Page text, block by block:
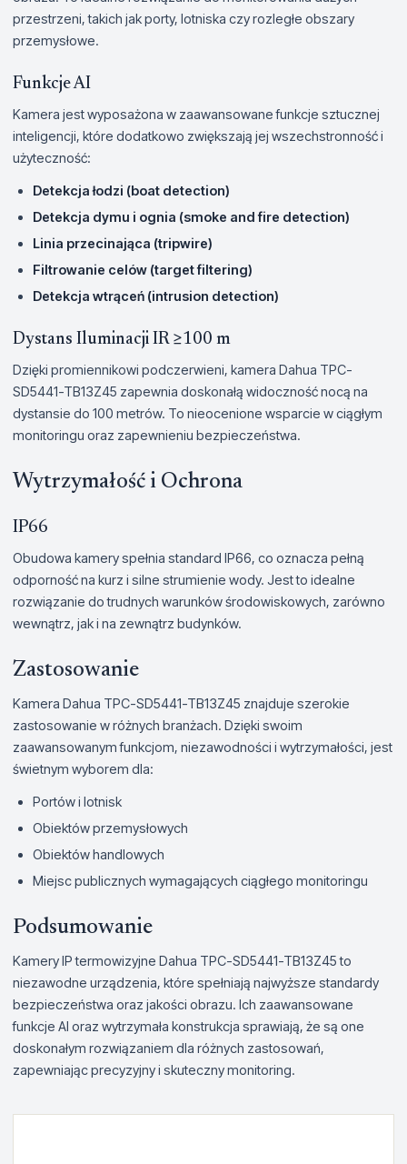
przestrzeni, takich jak porty, lotniska czy rozległe obszary
przemysłowe.
Funkcje AI
Kamera jest wyposażona w zaawansowane funkcje sztucznej
inteligencji, które dodatkowo zwiększają jej wszechstronność i
użyteczność:
Detekcja łodzi (boat detection)
Detekcja dymu i ognia (smoke and fire detection)
Linia przecinająca (tripwire)
Filtrowanie celów (target filtering)
Detekcja wtrąceń (intrusion detection)
Dystans Iluminacji IR ≥100 m
Dzięki promiennikowi podczerwieni, kamera Dahua TPC-
SD5441-TB13Z45 zapewnia doskonałą widoczność nocą na
dystansie do 100 metrów. To nieocenione wsparcie w ciągłym
monitoringu oraz zapewnieniu bezpieczeństwa.
Wytrzymałość i Ochrona
IP66
Obudowa kamery spełnia standard IP66, co oznacza pełną
odporność na kurz i silne strumienie wody. Jest to idealne
rozwiązanie do trudnych warunków środowiskowych, zarówno
wewnątrz, jak i na zewnątrz budynków.
Zastosowanie
Kamera Dahua TPC-SD5441-TB13Z45 znajduje szerokie
zastosowanie w różnych branżach. Dzięki swoim
zaawansowanym funkcjom, niezawodności i wytrzymałości, jest
świetnym wyborem dla:
Portów i lotnisk
Obiektów przemysłowych
Obiektów handlowych
Miejsc publicznych wymagających ciągłego monitoringu
Podsumowanie
Kamery IP termowizyjne Dahua TPC-SD5441-TB13Z45 to
niezawodne urządzenia, które spełniają najwyższe standardy
bezpieczeństwa oraz jakości obrazu. Ich zaawansowane
funkcje AI oraz wytrzymała konstrukcja sprawiają, że są one
doskonałym rozwiązaniem dla różnych zastosowań,
zapewniając precyzyjny i skuteczny monitoring.